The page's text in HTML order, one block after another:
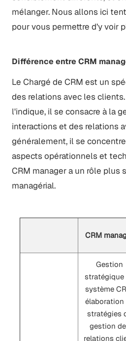
mélanger. Nous allons ici
pour vous permettre d’y voir
Différence entre CRM
Le Chargé de CRM est un
des relations avec les
l'indique, il se consacre à la
interactions et des relations
généralement, il se
aspects opérationnels et
CRM manager a un rôle plus
managérial.
CRM
Gestion
stratégique
système
élaboration
stratégies
gestion
relations